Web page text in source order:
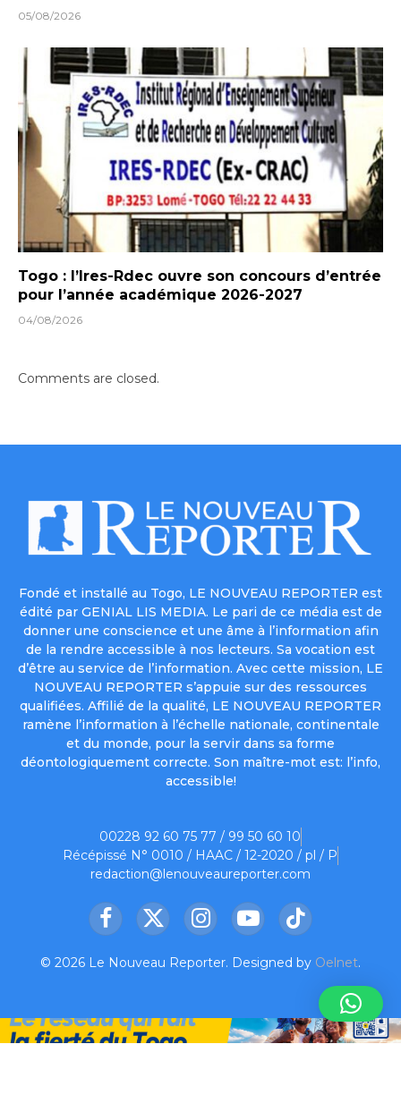
05/08/2026
Togo : l’Ires-Rdec ouvre son concours d’entrée
pour l’année académique 2026-2027
04/08/2026
Comments are closed.
Fondé et installé au Togo, LE NOUVEAU REPORTER est
édité par GENIAL LIS MEDIA. Le pari de ce média est de
donner une conscience et une âme à l’information afin
de la rendre accessible à nos lecteurs. Sa vocation est
d’être au service de l’information. Avec cette mission, LE
NOUVEAU REPORTER s’appuie sur des ressources
qualifiées. Affilié de la qualité, LE NOUVEAU REPORTER
ramène l’information à l’échelle nationale, continentale
et du monde, pour la servir dans sa forme
déontologiquement correcte. Son maître-mot est: l’info,
accessible!
00228 92 60 75 77 / 99 50 60 10
Récépissé N° 0010 / HAAC / 12-2020 / pl / P
redaction@lenouveaureporter.com
Facebook
X
InstagramYouTubeTikTok
© 2026 Le Nouveau Reporter. Designed by Oelnet.